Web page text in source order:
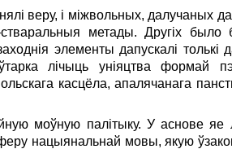
веру, і міжвольных, далучаных
метады. Другіх было
элементы дапускалі
лічыць уніяцтва формай
касцёла, апалячанага
моўную палітыку. У аснове
нацыянальнай мовы, якую